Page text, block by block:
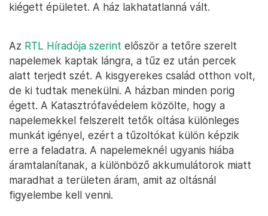
kiégett épületet. A ház lakhatatlanná vált.
Az RTL Híradója szerint először a tetőre szerelt
napelemek kaptak lángra, a tűz ez után percek
alatt terjedt szét. A kisgyerekes család otthon volt,
de ki tudtak menekülni. A házban minden porig
égett. A Katasztrófavédelem közölte, hogy a
napelemekkel felszerelt tetők oltása különleges
munkát igényel, ezért a tűzoltókat külön képzik
erre a feladatra. A napelemeknél ugyanis hiába
áramtalanítanak, a különböző akkumulátorok miatt
maradhat a területen áram, amit az oltásnál
figyelembe kell venni.